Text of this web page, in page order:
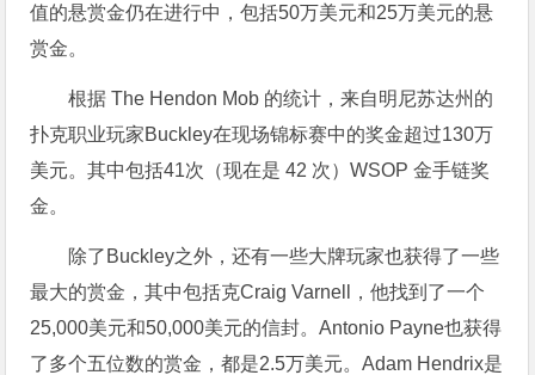
值的悬赏金仍在进行中，包括50万美元和25万美元的悬
赏金。
根据 The Hendon Mob 的统计，来自明尼苏达州的
扑克职业玩家Buckley在现场锦标赛中的奖金超过130万
美元。其中包括41次（现在是 42 次）WSOP 金手链奖
金。
除了Buckley之外，还有一些大牌玩家也获得了一些
最大的赏金，其中包括克Craig Varnell，他找到了一个
25,000美元和50,000美元的信封。Antonio Payne也获得
了多个五位数的赏金，都是2.5万美元。Adam Hendrix是